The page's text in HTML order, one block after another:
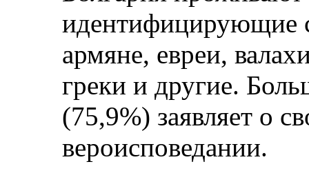
идентифицирующие
армяне, евреи,
греки и другие.
(75,9%) заявляет о
вероисповедании.